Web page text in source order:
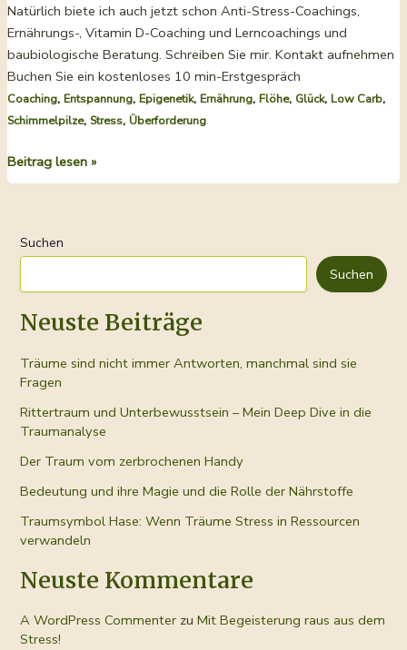
Natürlich biete ich auch jetzt schon Anti-Stress-Coachings,
Ernährungs-, Vitamin D-Coaching und Lerncoachings und
baubiologische Beratung. Schreiben Sie mir. Kontakt aufnehmen
Buchen Sie ein kostenloses 10 min-Erstgespräch
Coaching, Entspannung, Epigenetik, Ernährung, Flöhe, Glück, Low Carb,
Schimmelpilze, Stress, Überforderung
Mit
Begeisterung
dem
Beitrag lesen »
Suchen
Suchen
Neuste Beiträge
Träume sind nicht immer Antworten, manchmal sind sie
Fragen
Rittertraum und Unterbewusstsein – Mein Deep Dive in die
Traumanalyse
Der Traum vom zerbrochenen Handy
Bedeutung und ihre Magie und die Rolle der Nährstoffe
Traumsymbol Hase: Wenn Träume Stress in Ressourcen
verwandeln
Neuste Kommentare
A WordPress Commenter zuMit Begeisterung raus aus dem
Stress!